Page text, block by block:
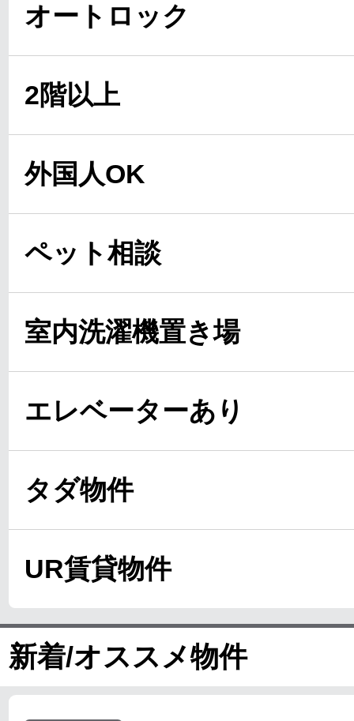
オートロック
2階以上
外国人OK
ペット相談
室内洗濯機置き場
エレベーターあり
タダ物件
UR賃貸物件
新着/オススメ物件